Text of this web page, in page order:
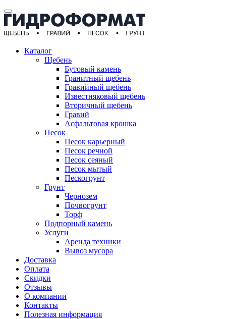
Каталог
Щебень
Бутовый камень
Гранитный щебень
Гравийный щебень
Известняковый щебень
Вторичный щебень
Гравий
Асфальтовая крошка
Песок
Песок карьерный
Песок речной
Песок сеяный
Песок мытый
Пескогрунт
Грунт
Чернозем
Почвогрунт
Торф
Подпорный камень
Услуги
Аренда техники
Вывоз мусора
Доставка
Оплата
Скидки
Отзывы
О компании
Контакты
Полезная информация